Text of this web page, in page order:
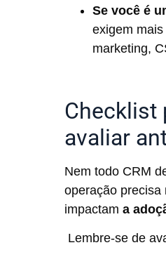
Se você é
exigem
marketing,
Checklist
avaliar
Nem todo CRM
operação precisa
impactam a
Lembre-se de